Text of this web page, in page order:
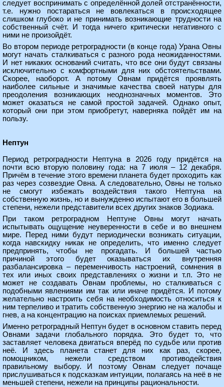
следует воспринимать с определённой долей отстранённости,
т.е. нужно постараться не вовлекаться в происходящее
слишком глубоко и не принимать возникающие трудности на
собственный счёт. И тогда ничего критически негативного с
ними не произойдёт.
Во втором периоде ретроградности (в конце года) Урана Овны
могут начать сталкиваться с разного рода неожиданностями.
И нет никаких оснований считать, что все они будут связаны
исключительно с комфортными для них обстоятельствами.
Скорее, наоборот. А потому Овнам придётся проявлять
наиболее сильные и значимые качества своей натуры для
преодоления возникающих неоднозначных моментов. Это
может оказаться не самой простой задачей. Однако опыт,
который они при этом приобретут, наверняка пойдёт им на
пользу.
Нептун
Период ретроградности Нептуна в 2026 году придётся на
почти всю вторую половину года: на 7 июля – 12 декабря.
Причём в течение этого времени планета будет проходить как
раз через созвездие Овна. А следовательно, Овны не только
не смогут избежать воздействия такого Нептуна на
собственную жизнь, но и вынужденно испытают его в большей
степени, нежели представители всех других знаков Зодиака.
При таком ретроградном Нептуне Овны могут начать
испытывать ощущение неуверенности в себе и во внешнем
мире. Перед ними будут периодически возникать ситуации,
когда навскидку никак не определить, что именно следует
предпринять, чтобы не прогадать. И большей частью
причиной этого будет оказываться их внутренняя
разбалансировка – переменчивость настроений, сомнения в
тех или иных своих представлениях о жизни и т.п. Это не
может не создавать Овнам проблемы, но сталкиваться с
подобными явлениями им так или иначе придётся. И потому
желательно настроить себя на необходимость относиться к
ним терпеливо и тратить собственную энергию не на жалобы и
гнев, а на концентрацию на поисках приемлемых решений.
Именно ретроградный Нептун будет в основном ставить перед
Овнами задачи глобального порядка. Это будет то, что
заставляет человека двигаться вперёд по судьбе или против
неё. И здесь планета станет для них как раз, скорее,
помощником, нежели средством противодействия
правильному выбору. И поэтому Овнам следует почаще
прислушиваться к подсказкам интуиции, полагаясь на неё в не
меньшей степени, нежели на принципы рациональности.